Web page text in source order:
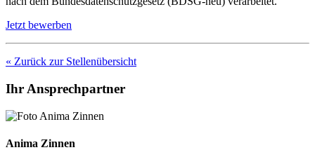
Jetzt bewerben
« Zurück zur Stellenübersicht
Ihr Ansprechpartner
Anima Zinnen